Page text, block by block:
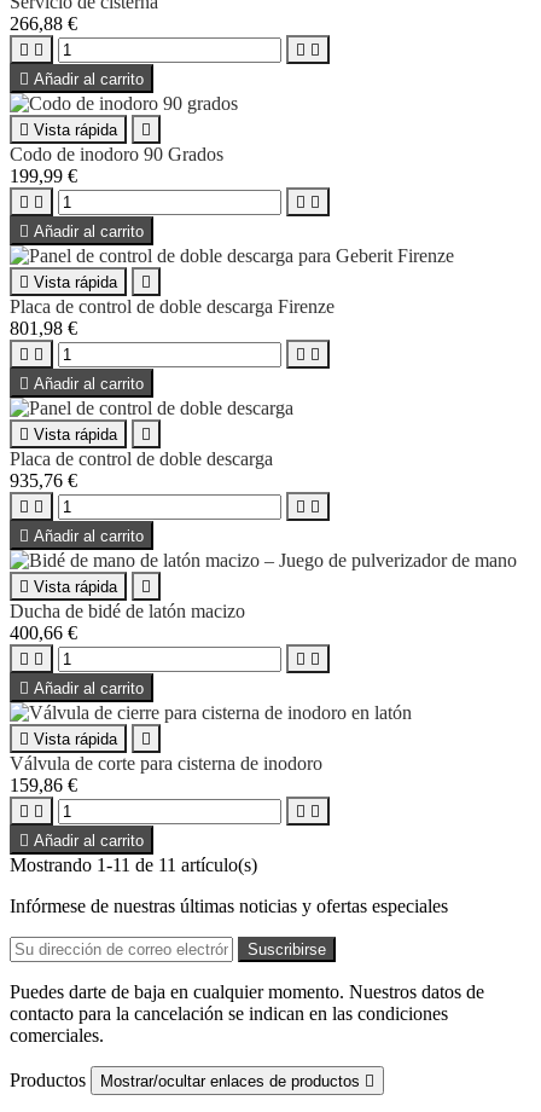
266,88 €
   
 Añadir al carrito
 Vista rápida 
Codo de inodoro 90 Grados
199,99 €
   
 Añadir al carrito
 Vista rápida 
Placa de control de doble descarga Firenze
801,98 €
   
 Añadir al carrito
 Vista rápida 
Placa de control de doble descarga
935,76 €
   
 Añadir al carrito
 Vista rápida 
Ducha de bidé de latón macizo
400,66 €
   
 Añadir al carrito
 Vista rápida 
Válvula de corte para cisterna de inodoro
159,86 €
   
 Añadir al carrito
Mostrando 1-11 de 11 artículo(s)
Infórmese de nuestras últimas noticias y ofertas especiales
Puedes darte de baja en cualquier momento. Nuestros datos de
contacto para la cancelación se indican en las condiciones
comerciales.
Productos Mostrar/ocultar enlaces de productos 